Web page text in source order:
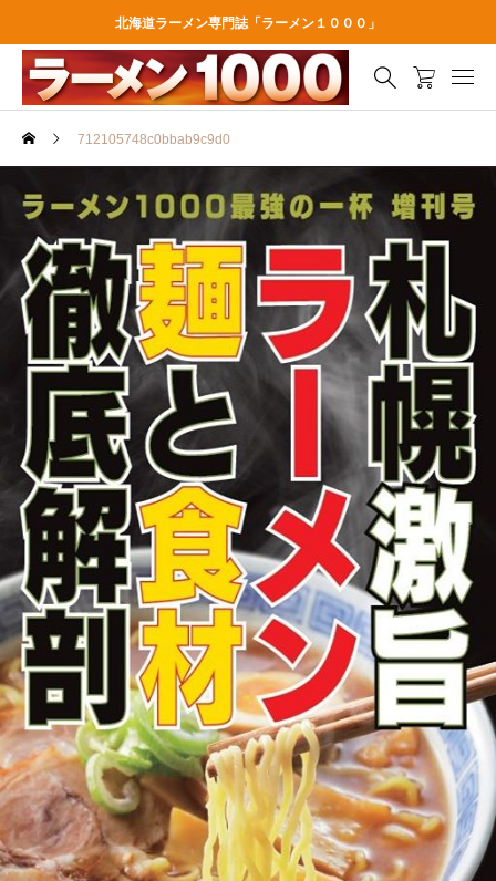
北海道ラーメン専門誌「ラーメン１０００」
712105748c0bbab9c9d0